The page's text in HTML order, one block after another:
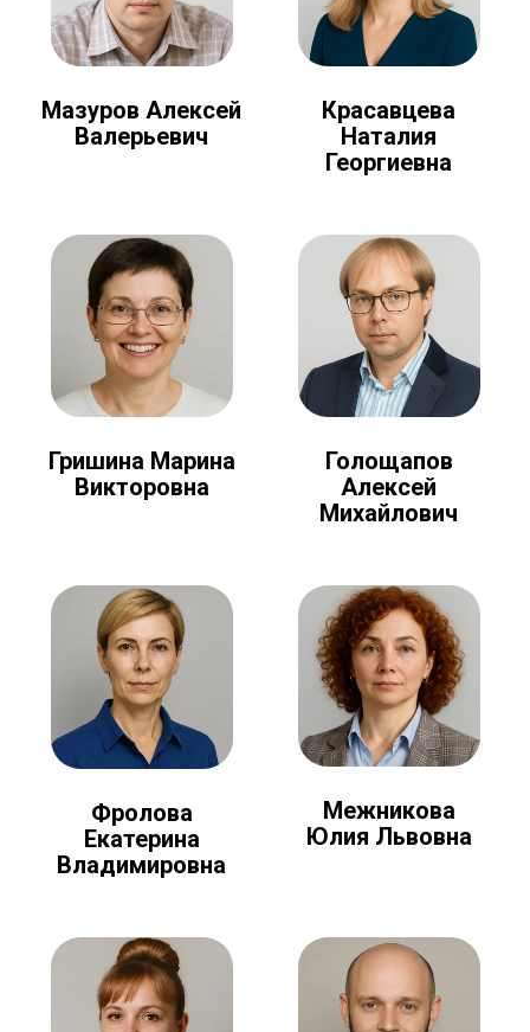
Мазуров Алексей
Валерьевич
Красавцева
Наталия
Георгиевна
Гришина Марина
Викторовна
Голощапов
Алексей
Михайлович
Фролова
Екатерина
Владимировна
Межникова
Юлия Львовна